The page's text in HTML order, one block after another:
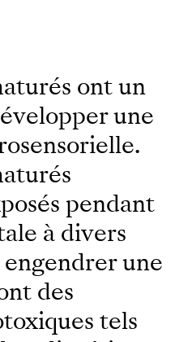
ont un
une
pendant
à divers
une
des
tels